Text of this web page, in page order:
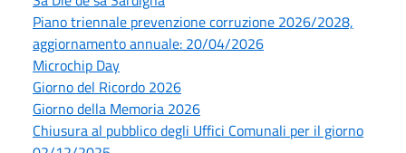
Piano triennale prevenzione corruzione 2026/2028,
aggiornamento annuale: 20/04/2026
Microchip Day
Giorno del Ricordo 2026
Giorno della Memoria 2026
Chiusura al pubblico degli Uffici Comunali per il giorno